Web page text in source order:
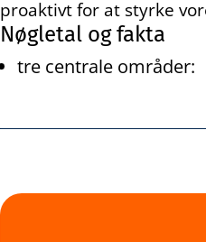
proaktivt for at styrke
Nøgletal og fakta
tre centrale områder: